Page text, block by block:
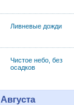
Ливневые дожди
Чистое небо, без
осадков